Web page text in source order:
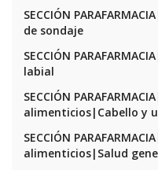
SECCIÓN
de sondaje
SECCIÓN
labial
SECCIÓN
alimenticios|Cabello y
SECCIÓN
alimenticios|Salud